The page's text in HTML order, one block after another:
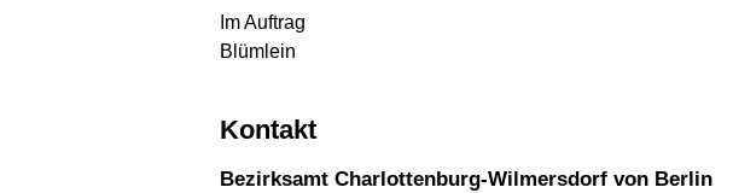
Im Auftrag
Blümlein
Kontakt
Bezirksamt Charlottenburg-Wilmersdorf von Berlin